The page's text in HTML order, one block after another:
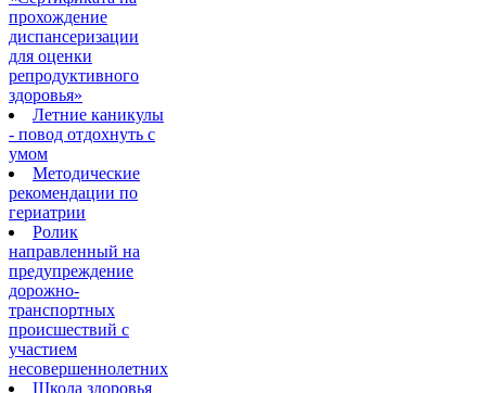
прохождение
диспансеризации
для оценки
репродуктивного
здоровья»
Летние каникулы
- повод отдохнуть с
умом
Методические
рекомендации по
гериатрии
Ролик
направленный на
предупреждение
дорожно-
транспортных
происшествий с
участием
несовершеннолетних
Школа здоровья